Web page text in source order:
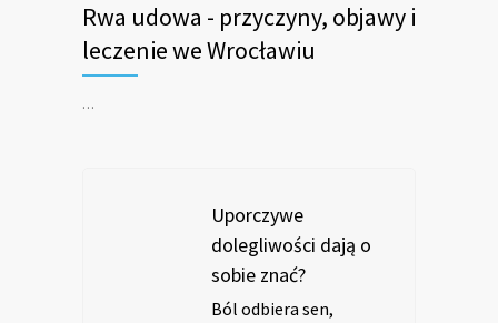
Rwa udowa - przyczyny, objawy i
leczenie we Wrocławiu
…
Uporczywe
dolegliwości dają o
sobie znać?
Ból odbiera sen,